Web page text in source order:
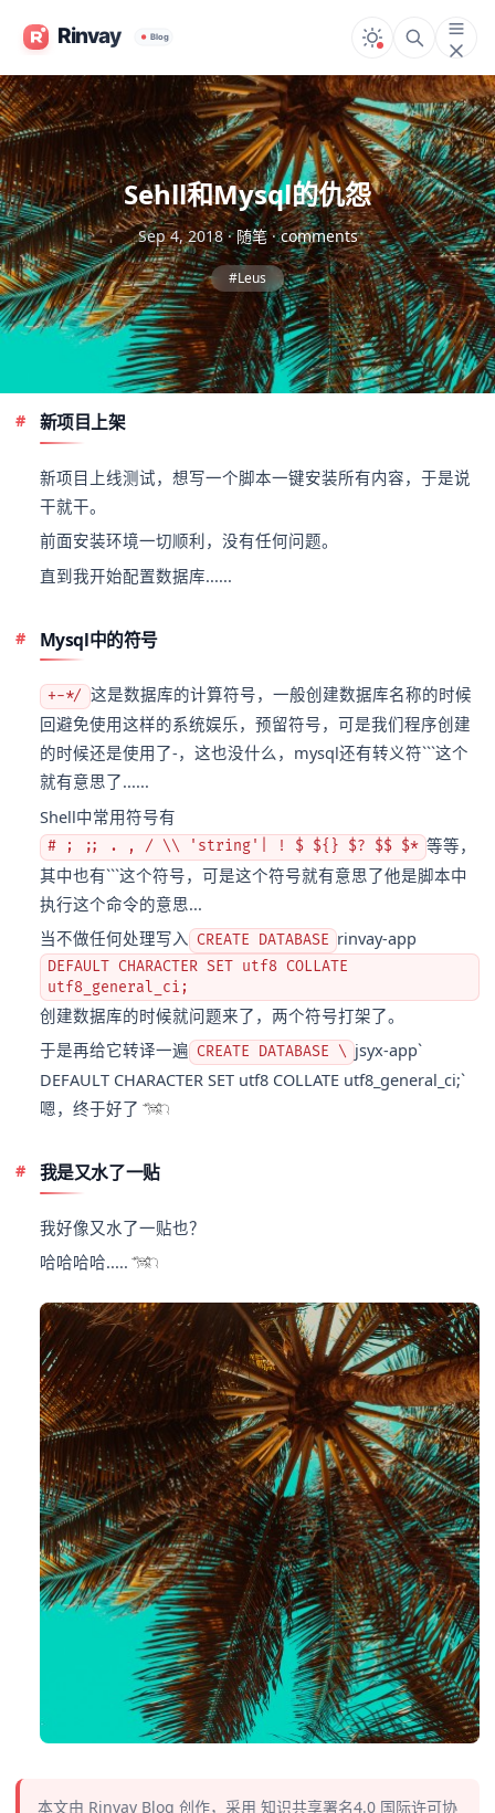
Sehll和Mysql的仇怨
Sep 4, 2018·随笔·comments
#Leus
新项目上架
新项目上线测试，想写一个脚本一键安装所有内容，于是说
干就干。
前面安装环境一切顺利，没有任何问题。
直到我开始配置数据库......
Mysql中的符号
+-*/ 这是数据库的计算符号，一般创建数据库名称的时候
回避免使用这样的系统娱乐，预留符号，可是我们程序创建
的时候还是使用了-，这也没什么，mysql还有转义符```这个
就有意思了......
Shell中常用符号有
# ; ;; . , / \\ 'string'| ! $ ${} $? $$ $* 等等，
其中也有```这个符号，可是这个符号就有意思了他是脚本中
执行这个命令的意思...
当不做任何处理写入 CREATE DATABASE rinvay-app
DEFAULT CHARACTER SET utf8 COLLATE
utf8_general_ci;
创建数据库的时候就问题来了，两个符号打架了。
于是再给它转译一遍 CREATE DATABASE \ jsyx-app`
DEFAULT CHARACTER SET utf8 COLLATE utf8_general_ci;`
嗯，终于好了
我是又水了一贴
我好像又水了一贴也？
哈哈哈哈.....
本文由 Rinvay Blog 创作，采用 知识共享署名4.0 国际许可协